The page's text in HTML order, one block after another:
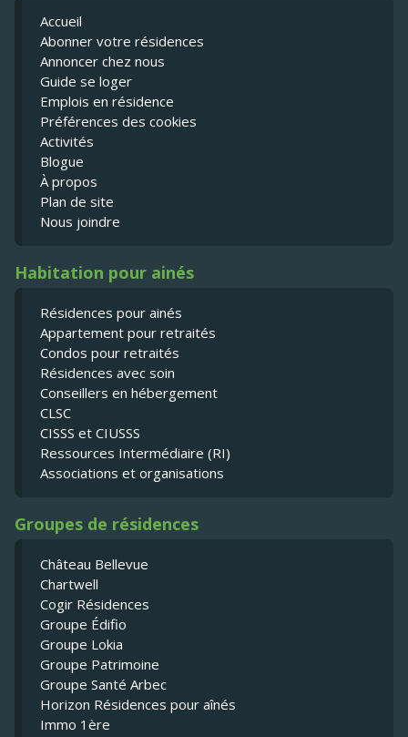
Accueil
Abonner votre résidences
Annoncer chez nous
Guide se loger
Emplois en résidence
Préférences des cookies
Activités
Blogue
À propos
Plan de site
Nous joindre
Habitation pour ainés
Résidences pour ainés
Appartement pour retraités
Condos pour retraités
Résidences avec soin
Conseillers en hébergement
CLSC
CISSS et CIUSSS
Ressources Intermédiaire (RI)
Associations et organisations
Groupes de résidences
Château Bellevue
Chartwell
Cogir Résidences
Groupe Édifio
Groupe Lokia
Groupe Patrimoine
Groupe Santé Arbec
Horizon Résidences pour aînés
Immo 1ère